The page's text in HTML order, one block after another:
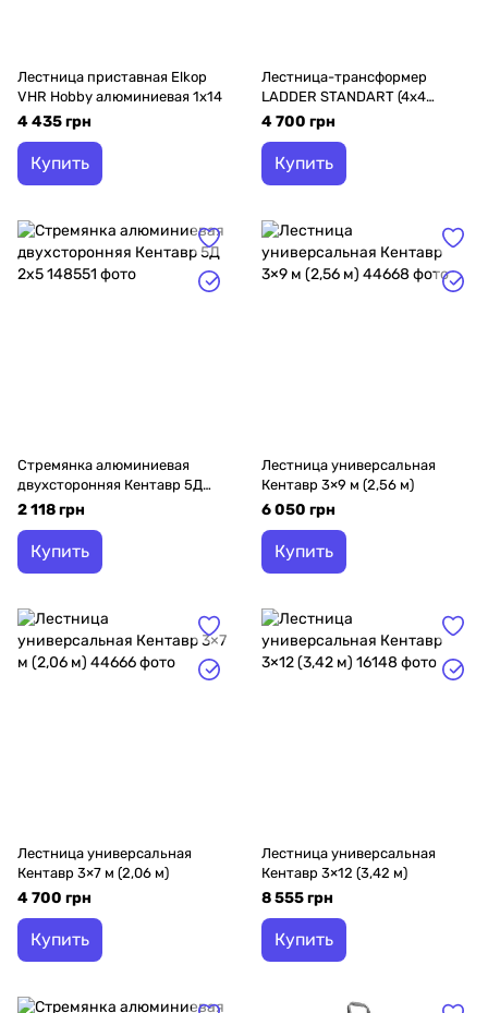
Лестница приставная Elkop
VHR Hobby алюминиевая 1x14
4 435 грн
Купить
Лестница-трансформер
LADDER STANDART (4х4
ступени) (190-9404)
4 700 грн
Купить
Стремянка алюминиевая
двухсторонняя Кентавр 5Д
2х5
2 118 грн
Купить
Лестница универсальная
Кентавр 3×9 м (2,56 м)
6 050 грн
Купить
Лестница универсальная
Кентавр 3×7 м (2,06 м)
4 700 грн
Купить
Лестница универсальная
Кентавр 3×12 (3,42 м)
8 555 грн
Купить